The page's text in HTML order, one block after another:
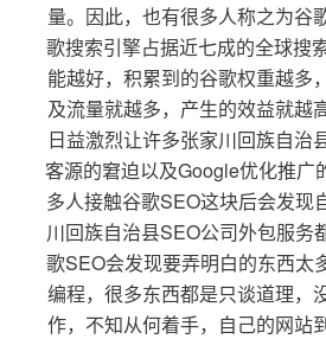
量。因此，也有很多人称之为谷
歌搜索引擎占据近七成的全球搜
能越好，积累到的谷歌权重越多
及流量就越多，产生的效益就越
日益激烈让许多张家川回族自治
客源的窘迫以及Google优化推广
多人接触谷歌SEO这块后会发现
川回族自治县SEO公司外包服务
歌SEO会发现要弄明白的东西太
编程，很多东西都是只谈道理，
作，不知从何着手，自己的网站